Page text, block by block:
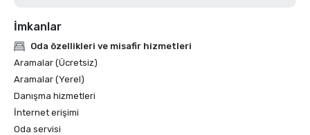
İmkanlar
Oda özellikleri ve misafir hizmetleri
Aramalar (Ücretsiz)
Aramalar (Yerel)
Danışma hizmetleri
İnternet erişimi
Oda servisi